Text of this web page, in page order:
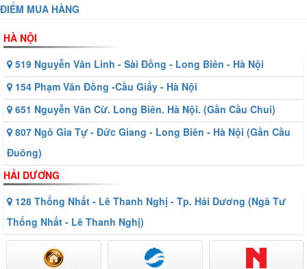
ĐIỂM MUA HÀNG
HÀ NỘI
519 Nguyễn Văn Linh - Sài Đồng - Long Biên - Hà Nội
154 Phạm Văn Đồng -Cầu Giấy - Hà Nội
651 Nguyễn Văn Cừ. Long Biên. Hà Nội. (Gần Cầu Chui)
807 Ngô Gia Tự - Đức Giang - Long Biên - Hà Nội (Gần Cầu
Đuông)
HẢI DƯƠNG
128 Thống Nhất - Lê Thanh Nghị - Tp. Hải Dương (Ngã Tư
Thống Nhất - Lê Thanh Nghị)